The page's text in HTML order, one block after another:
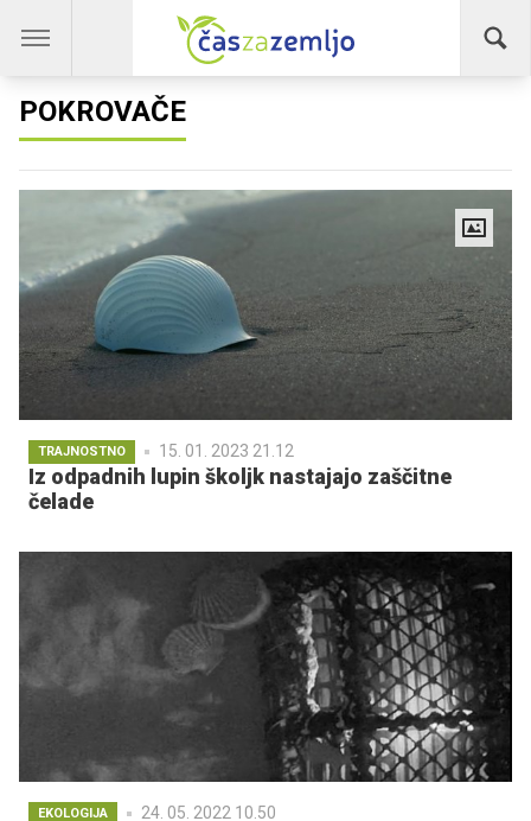
POKROVAČE
TRAJNOSTNO 15. 01. 2023 21.12
Iz odpadnih lupin školjk nastajajo zaščitne
čelade
EKOLOGIJA 24. 05. 2022 10.50